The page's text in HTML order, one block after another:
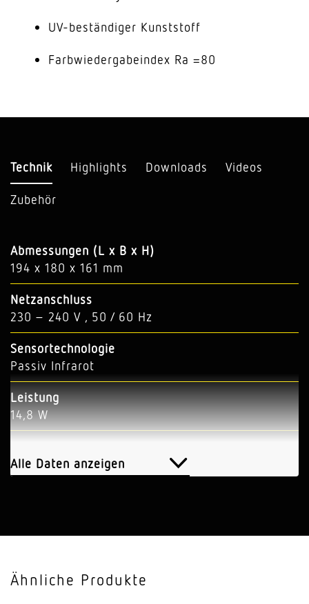
UV-beständiger Kunststoff
Farbwiedergabeindex Ra =80
Technik Highlights Downloads Videos
Zubehör
Abmessungen (L x B x H)
194 x 180 x 161 mm
Netzanschluss
230 – 240 V , 50 / 60 Hz
Sensortechnologie
Passiv Infrarot
Leistung
14,8 W
Ja
Alle Daten anzeigen
Ähnliche Produkte